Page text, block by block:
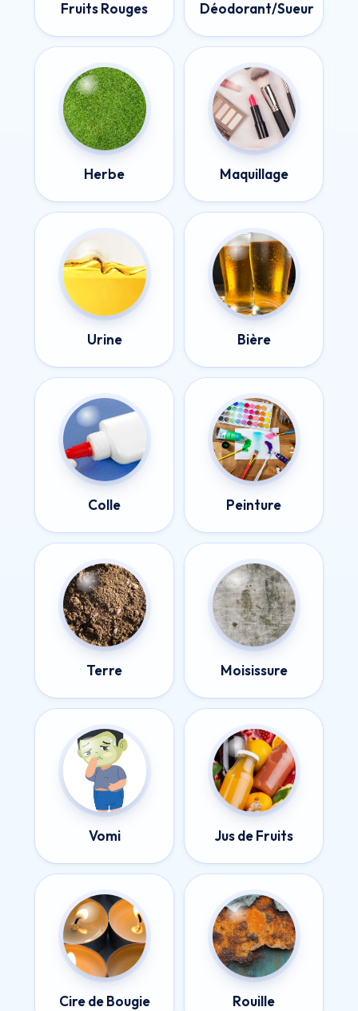
Fruits Rouges Déodorant/Sueur
Herbe Maquillage
Urine Bière
Colle Peinture
Terre Moisissure
Vomi Jus de Fruits
Cire de Bougie Rouille